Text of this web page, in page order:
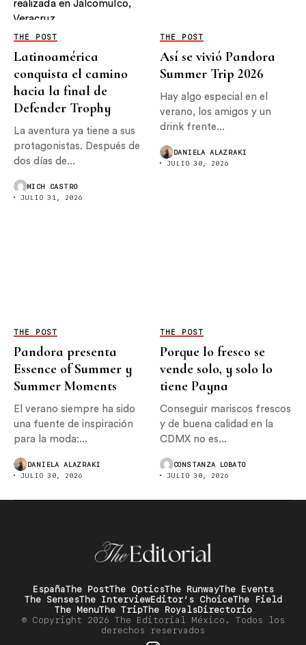
THE POST
Latinoamérica
conquista el camino
hacia la final de
Defender Trophy
La aventura ya tiene a sus
protagonistas. Después de
dos días de...
MICH CASTRO
JULIO 31, 2026
THE POST
Así se vivió Pandora
Summer Trip 2026
Hay algo especial en el
verano, los amigos y un
drink frente...
DANIELA ALAZRAKI
JULIO 30, 2026
THE POST
Pandora presenta
Essence of Summer y
Summer Moments
El verano siempre ha sido
una fuente de inspiración
para la moda:...
DANIELA ALAZRAKI
JULIO 30, 2026
THE POST
Porque lo fresco se
vende solo, y solo lo
tiene Payna
Conseguir mariscos frescos
y de buena calidad en la
CDMX no es...
CONSTANZA LOBATO
JULIO 30, 2026
EspañaThe PostThe OpticsThe RunwayThe Events
The SensesThe InterviewEditor’s ChoiceThe Field
The MenuThe TripThe RoyalsDirectorio
© Copyright 2026 The Editorial México. Todos los
derechos reservados